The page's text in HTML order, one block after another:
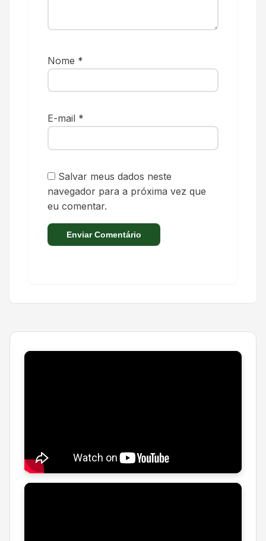
Nome *
E-mail *
Salvar meus dados neste
navegador para a próxima vez que
eu comentar.